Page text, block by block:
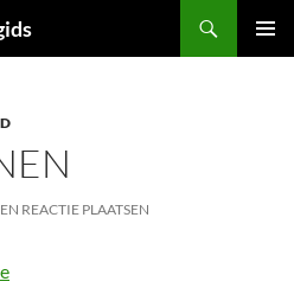
REACTIE PLAATSEN